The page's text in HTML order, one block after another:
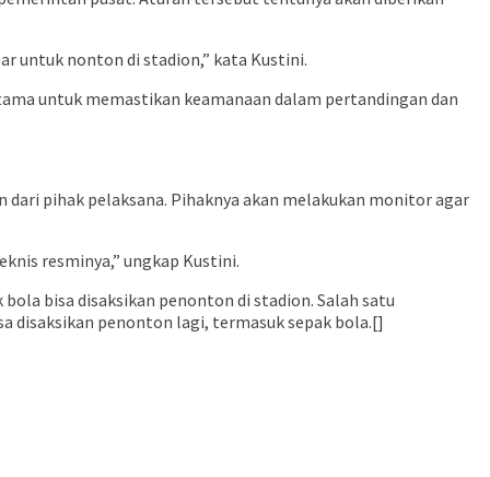
untuk nonton di stadion,” kata Kustini.
untuk memastikan keamanaan dalam pertandingan dan
pihak pelaksana. Pihaknya akan melakukan monitor agar
resminya,” ungkap Kustini.
bisa disaksikan penonton di stadion. Salah satu
disaksikan penonton lagi, termasuk sepak bola.[]